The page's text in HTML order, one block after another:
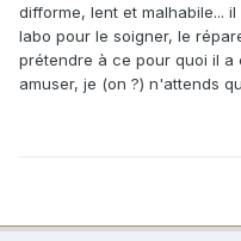
difforme, lent et malhabile...
labo pour le soigner, le
prétendre à ce pour quoi il
amuser, je (on ?) n'attends